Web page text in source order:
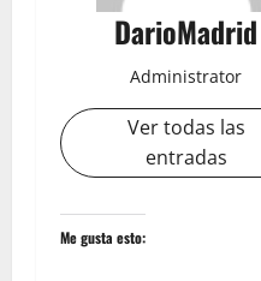
DarioMadrid
Administrator
Ver todas las
entradas
Me gusta esto: